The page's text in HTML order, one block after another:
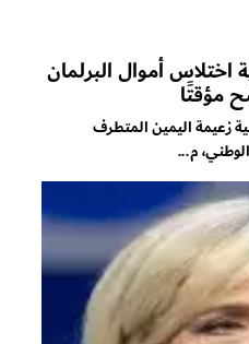
اختلاس أموال البرلمان
مؤقتًا
زعيمة اليمين المتطرف
م...